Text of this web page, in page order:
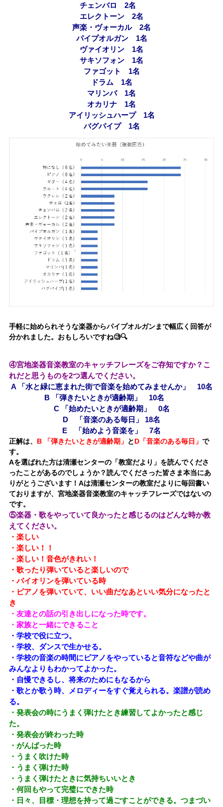
チェンバロ 2名
エレクトーン 2名
声楽・ヴォーカル 2名
パイプオルガン 1名
ヴァイオリン 1名
サキソフォン 1名
ファゴット 1名
ドラム 1名
マリンバ 1名
オカリナ 1名
アイリッシュハープ 1名
バグパイプ 1名
手軽に始められそうな楽器からパイプオルガンまで幅広く回答が
分かれました。おもしろいですね🧐🔍
④宮地楽器音楽教室のキャッチフレーズをご存知ですか？こ
れだと思うものを2つ選んでください。
A 「水と緑に恵まれた街で音楽を始めてみませんか」 10名
B 「弾きたいときが適齢期」 10名
C 「始めたいときが適齢期」 0名
D 「音楽のある毎日」 18名
E 「始めよう音楽を」 7名
正解は、 B 「弾きたいときが適齢期」 とD「音楽のある毎日」 で
す。
Aを選ばれた方は清瀬センターの「教室だより」を読んでくださ
ったことがあるのでしょうか？読んでくださった皆さま本当にあ
りがとうございます！Aは清瀬センターの教室だよりに毎回書い
ておりますが、 宮地楽器音楽教室のキャッチフレーズではないの
です。
⑤楽器・歌をやっていて良かったと感じるのはどんな時か教
えてください。
・楽しい
・楽しい！！
・楽しい！音色がきれい！
・歌ったり弾いていると楽しいので
・バイオリンを弾いている時
・ピアノを弾いていて、いい曲だなあといい気分になったと
き
・友達との話の引き出しになった時です。
・家族と一緒にできること
・学校で役に立つ。
・学校、ダンスで生かせる。
・学校の音楽の時間にピアノをやっていると音符などや曲が
みんなよりもわかってよかった。
・自慢できるし、将来のためにもなるから
・歌とか歌う時、メロディーをすぐ覚えられる。楽譜が読め
る。
・発表会の時にうまく弾けたとき練習してよかったと感じ
た。
・発表会が終わった時
・がんばった時
・うまく吹けた時
・うまく弾けた時
・うまく弾けたときに気持ちいいとき
・何回もやって完璧にできた時
・日々、目標・理想を持って過ごすことができる。つまづい